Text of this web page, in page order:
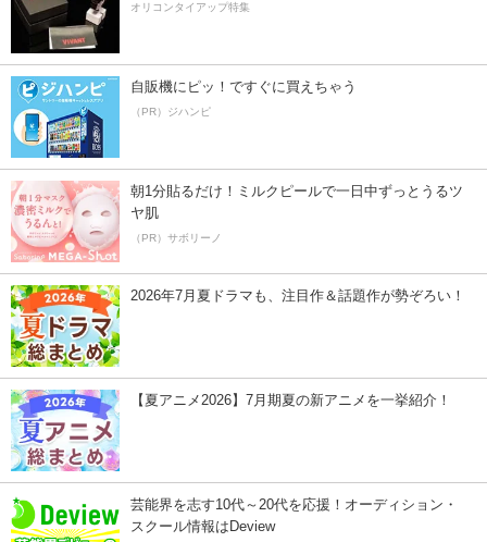
オリコンタイアップ特集
自販機にピッ！ですぐに買えちゃう
（PR）ジハンピ
朝1分貼るだけ！ミルクピールで一日中ずっとうるツ
ヤ肌
（PR）サボリーノ
2026年7月夏ドラマも、注目作＆話題作が勢ぞろい！
【夏アニメ2026】7月期夏の新アニメを一挙紹介！
芸能界を志す10代～20代を応援！オーディション・
スクール情報はDeview